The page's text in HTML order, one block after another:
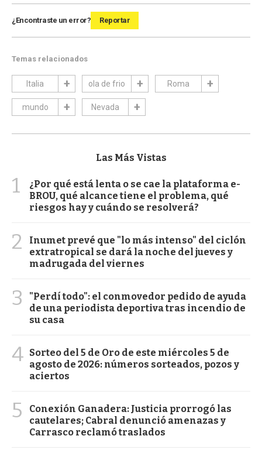
¿Encontraste un error? Reportar
Temas relacionados
Italia ola de frio Roma
mundo Nevada
Las Más Vistas
1
¿Por qué está lenta o se cae la plataforma e-
BROU, qué alcance tiene el problema, qué
riesgos hay y cuándo se resolverá?
2
Inumet prevé que "lo más intenso" del ciclón
extratropical se dará la noche del jueves y
madrugada del viernes
3
"Perdí todo": el conmovedor pedido de ayuda
de una periodista deportiva tras incendio de
su casa
4 Sorteo del 5 de Oro de este miércoles 5 de
agosto de 2026: números sorteados, pozos y
aciertos
5
Conexión Ganadera: Justicia prorrogó las
cautelares; Cabral denunció amenazas y
Carrasco reclamó traslados